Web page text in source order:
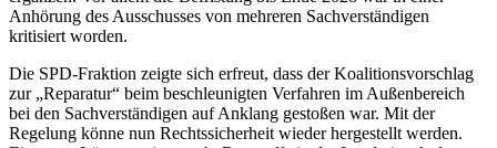
Anhörung des Ausschusses von mehreren Sachverständigen
kritisiert worden.
Die SPD-Fraktion zeigte sich erfreut, dass der Koalitionsvorschlag
zur „Reparatur“ beim beschleunigten Verfahren im Außenbereich
bei den Sachverständigen auf Anklang gestoßen war. Mit der
Regelung könne nun Rechtssicherheit wieder hergestellt werden.